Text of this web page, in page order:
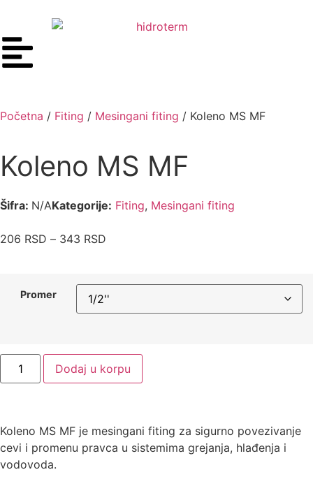
Početna / Fiting / Mesingani fiting / Koleno MS MF
Koleno MS MF
Šifra: N/AKategorije: Fiting, Mesingani fiting
206 RSD – 343 RSD
Promer
Dodaj u korpu
Koleno MS MF je mesingani fiting za sigurno povezivanje
cevi i promenu pravca u sistemima grejanja, hlađenja i
vodovoda.